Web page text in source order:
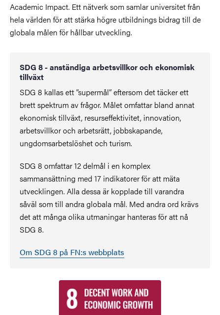
Academic Impact. Ett nätverk som samlar universitet från
hela världen för att stärka högre utbildnings bidrag till de
globala målen för hållbar utveckling.
SDG 8 - anständiga arbetsvillkor och ekonomisk
tillväxt
SDG 8 kallas ett ”supermål” eftersom det täcker ett
brett spektrum av frågor. Målet omfattar bland annat
ekonomisk tillväxt, resurseffektivitet, innovation,
arbetsvillkor och arbetsrätt, jobbskapande,
ungdomsarbetslöshet och turism.
SDG 8 omfattar 12 delmål i en komplex
sammansättning med 17 indikatorer för att mäta
utvecklingen. Alla dessa är kopplade till varandra
såväl som till andra globala mål. Med andra ord krävs
det att många olika utmaningar hanteras för att nå
SDG 8.
Om SDG 8 på FN:s webbplats